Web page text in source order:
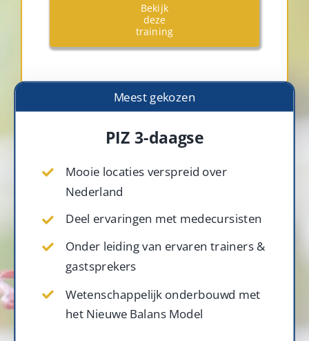
Bekijk
deze
training
Meest gekozen
PIZ 3-daagse
Mooie locaties verspreid over
Nederland
Deel ervaringen met medecursisten
Onder leiding van ervaren trainers &
gastsprekers
Wetenschappelijk onderbouwd met
het Nieuwe Balans Model